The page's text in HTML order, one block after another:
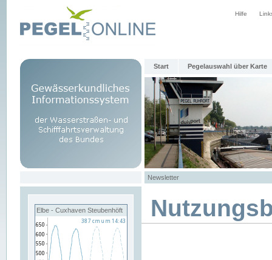
Hilfe
Start Pegelauswahl über Karte
Newsletter
Elbe - Cuxhaven Steubenhöft